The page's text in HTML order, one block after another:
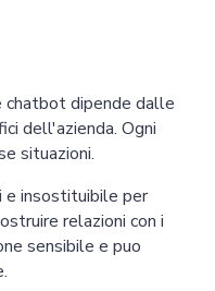
chatbot dipende dalle
dell'azienda. Ogni
situazioni.
e insostituibile per
relazioni con i
sensibile e puo